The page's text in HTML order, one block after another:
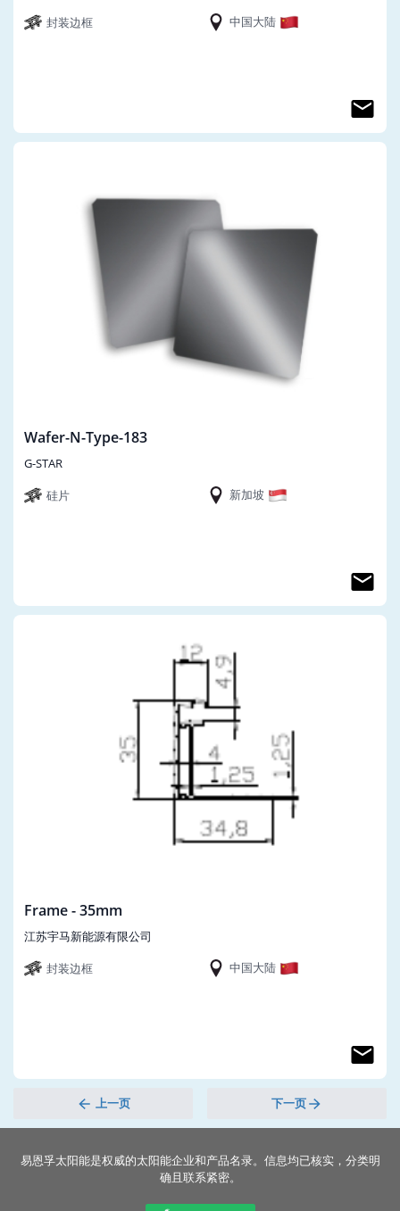
封装边框
中国大陆
Wafer-N-Type-183
G-STAR
硅片
新加坡
Frame - 35mm
江苏宇马新能源有限公司
封装边框
中国大陆
上一页 下一页
易恩孚太阳能是权威的太阳能企业和产品名录。信息均已核实，分类明
确且联系紧密。